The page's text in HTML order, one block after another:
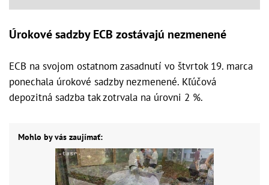
Úrokové sadzby ECB zostávajú nezmenené
ECB na svojom ostatnom zasadnutí vo štvrtok 19. marca
ponechala úrokové sadzby nezmenené. Kľúčová
depozitná sadzba tak zotrvala na úrovni 2 %.
Mohlo by vás zaujímať: